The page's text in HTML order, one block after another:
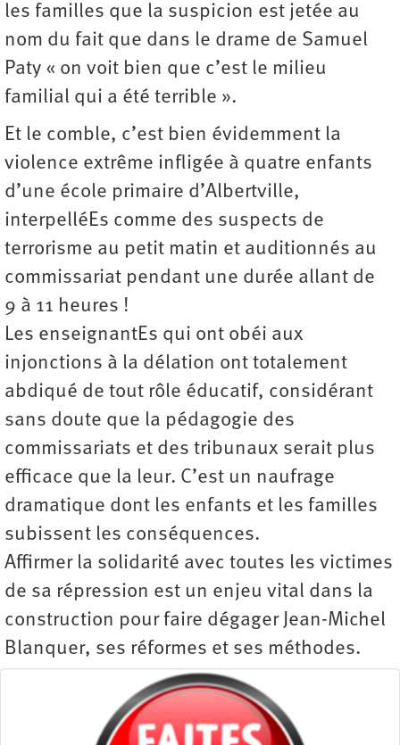
les familles que la suspicion est jetée au
nom du fait que dans le drame de Samuel
Paty « on voit bien que c’est le milieu
familial qui a été terrible ».
Et le comble, c’est bien évidemment la
violence extrême infligée à quatre enfants
d’une école primaire d’Albertville,
interpelléEs comme des suspects de
terrorisme au petit matin et auditionnés au
commissariat pendant une durée allant de
9 à 11 heures !
Les enseignantEs qui ont obéi aux
injonctions à la délation ont totalement
abdiqué de tout rôle éducatif, considérant
sans doute que la pédagogie des
commissariats et des tribunaux serait plus
efficace que la leur. C’est un naufrage
dramatique dont les enfants et les familles
subissent les conséquences.
Affirmer la solidarité avec toutes les victimes
de sa répression est un enjeu vital dans la
construction pour faire dégager Jean-Michel
Blanquer, ses réformes et ses méthodes.